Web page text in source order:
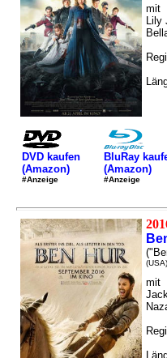
mit
Lily
DVD kaufen
(Amazon)
#Anzeige
BluRay
(Amazon)
#Anzeige
(USA)
mit